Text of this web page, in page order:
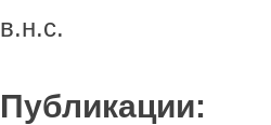
в.н.с.
Публикации: